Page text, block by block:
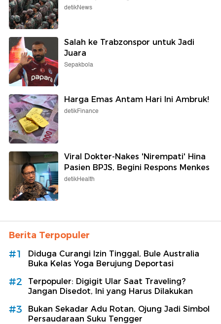
detikNews
Salah ke Trabzonspor untuk Jadi
Juara
Sepakbola
Harga Emas Antam Hari Ini Ambruk!
detikFinance
Viral Dokter-Nakes 'Nirempati' Hina
Pasien BPJS, Begini Respons Menkes
detikHealth
Berita Terpopuler
#1
Diduga Curangi Izin Tinggal, Bule Australia
Buka Kelas Yoga Berujung Deportasi
#2
Terpopuler: Digigit Ular Saat Traveling?
Jangan Disedot, Ini yang Harus Dilakukan
#3
Bukan Sekadar Adu Rotan, Ojung Jadi Simbol
Persaudaraan Suku Tengger